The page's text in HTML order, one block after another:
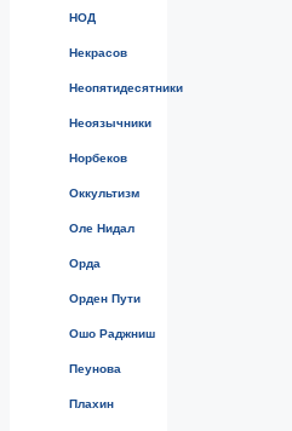
НОД
Некрасов
Неопятидесятники
Неоязычники
Норбеков
Оккультизм
Оле Нидал
Орда
Орден Пути
Ошо Раджниш
Пеунова
Плахин